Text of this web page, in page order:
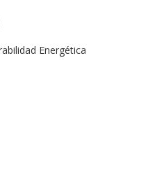
Energética